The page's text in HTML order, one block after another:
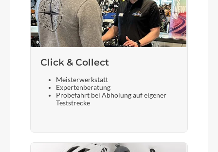
Sattelstütze
STYX Aluminium
Click & Collect
Meisterwerkstatt
Expertenberatung
Probefahrt bei Abholung auf eigener
Teststrecke